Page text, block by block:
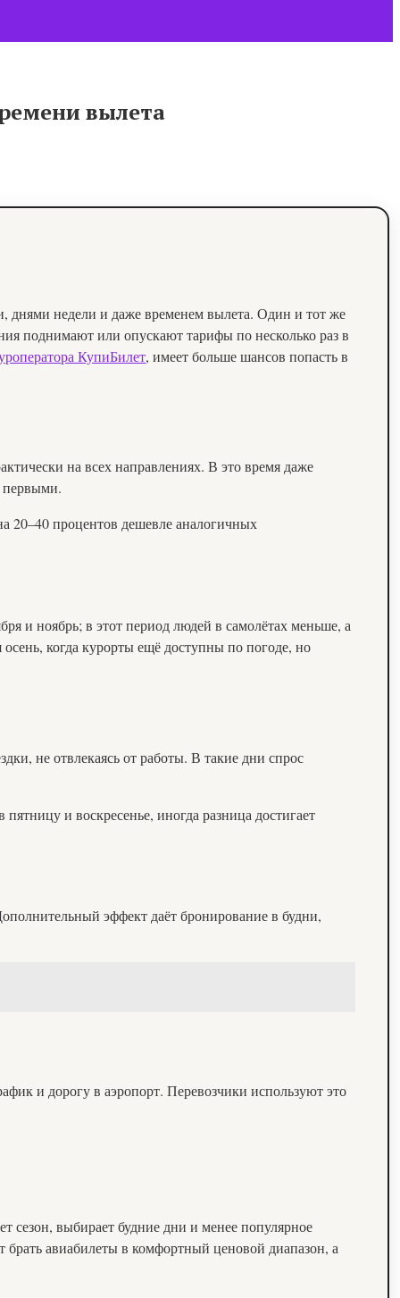
вылета
днями недели и даже временем вылета. Один и тот же
поднимают или опускают тарифы по несколько раз в
КупиБилет, имеет больше шансов попасть в
на всех направлениях. В это время даже
первыми.
20–40 процентов дешевле аналогичных
и ноябрь; в этот период людей в самолётах меньше, а
когда курорты ещё доступны по погоде, но
не отвлекаясь от работы. В такие дни спрос
и воскресенье, иногда разница достигает
эффект даёт бронирование в будни,
и дорогу в аэропорт. Перевозчики используют это
сезон, выбирает будние дни и менее популярное
авиабилеты в комфортный ценовой диапазон, а